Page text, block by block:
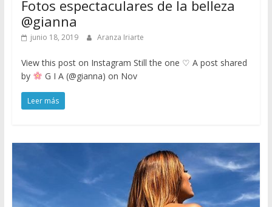
Fotos espectaculares de la belleza
@gianna
junio 18, 2019 Aranza Iriarte
View this post on Instagram Still the one ♡ A post shared
by
G I A (@gianna) on Nov
Leer más